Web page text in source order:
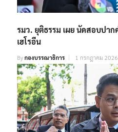
รมว. ยุติธรรม เผย นัดสอบปา
เฮโรอีน
Byกองบรรณาธิการ 1 กรกฎาคม 2026